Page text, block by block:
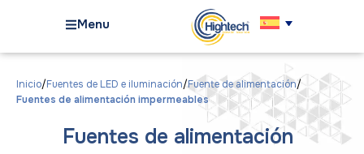
Menu
Inicio Fuentes de LED e iluminación Fuente de alimentación
Fuentes de alimentación impermeables
Fuentes de alimentación